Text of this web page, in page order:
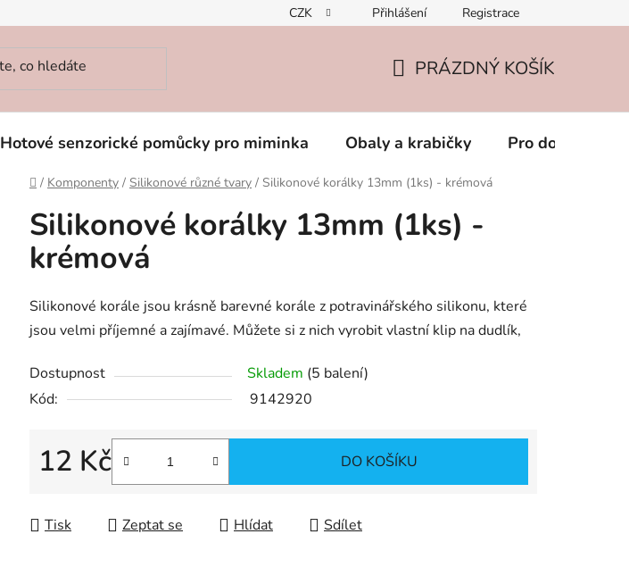
CZK Přihlášení Registrace
KOŠÍK
PRÁZDNÝ KOŠÍK
Hotové senzorické pomůcky pro miminka Obaly a krabičky Pro dospěláky
Domů
/ Komponenty / Silikonové různé tvary / Silikonové korálky 13mm (1ks) - krémová
Silikonové korálky 13mm (1ks) -
krémová
Silikonové korále jsou krásně barevné korále z potravinářského silikonu, které
jsou velmi příjemné a zajímavé. Můžete si z nich vyrobit vlastní klip na dudlík,
Dostupnost Skladem (5 balení)
Kód:
9142920
12 Kč
Měrná cena:
DO KOŠÍKU
Tisk Zeptat se Hlídat Sdílet